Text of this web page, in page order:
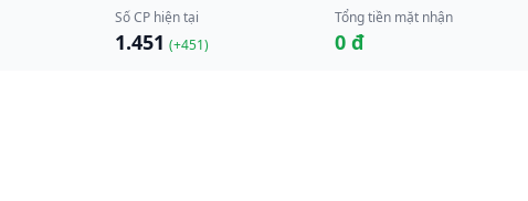
Số CP hiện tại
1.451 (+451)
Tổng tiền mặt nhận
0 đ